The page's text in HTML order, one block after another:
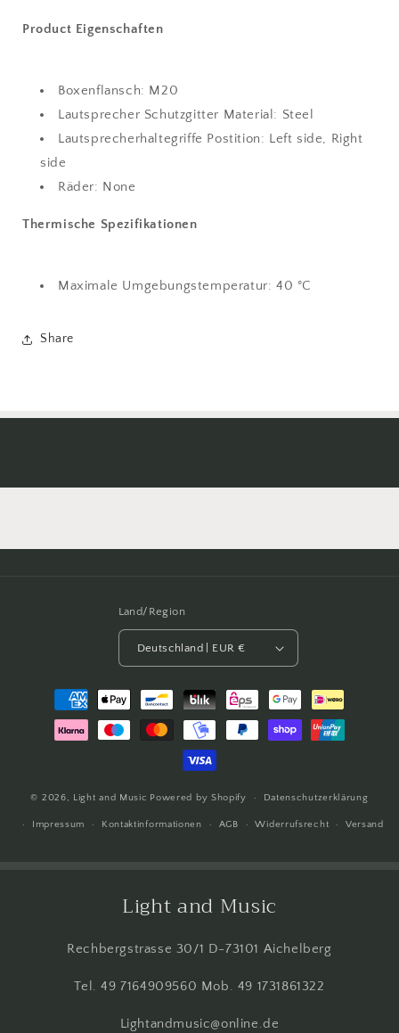
Product Eigenschaften
Boxenflansch: M20
Lautsprecher Schutzgitter Material: Steel
Lautsprecherhaltegriffe Postition: Left side, Right
side
Räder: None
Thermische Spezifikationen
Maximale Umgebungstemperatur: 40 °C
Share
Land/Region
Deutschland | EUR €
Zahlungsmethoden
© 2026, Light and Music Powered by Shopify Datenschutzerklärung
Impressum Kontaktinformationen AGB Widerrufsrecht Versand
Light and Music
Rechbergstrasse 30/1 D-73101 Aichelberg
Tel. 49 7164909560 Mob. 49 1731861322
Lightandmusic@online.de